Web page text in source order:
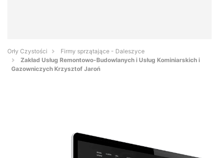
Orły Czystości
Firmy sprzątające - Daleszyce
Zakład Usług Remontowo-Budowlanych i Usług Kominiarskich i
Gazowniczych Krzysztof Jaroń